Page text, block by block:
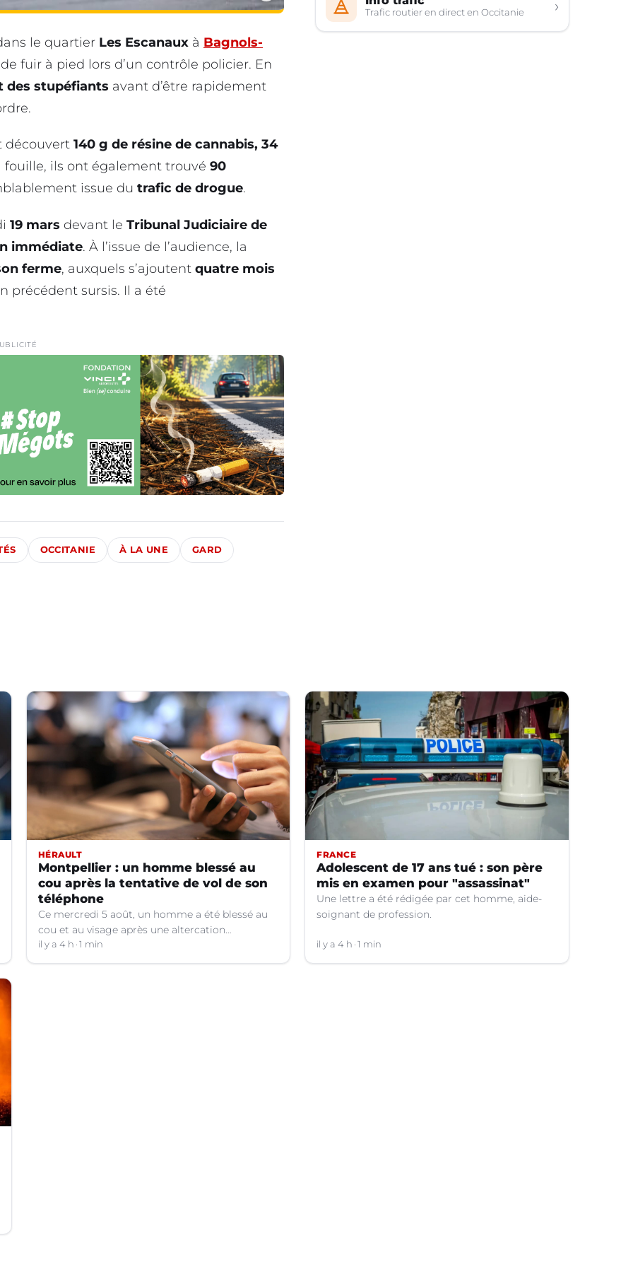
le quartier Les Escanaux à Bagnols-
fuir à pied lors d’un contrôle policier. En
des stupéfiants avant d’être rapidement
découvert 140 g de résine de cannabis, 34
fouille, ils ont également trouvé 90
issue du trafic de drogue.
19 mars devant le Tribunal Judiciaire de
immédiate. À l’issue de l’audience, la
ferme, auxquels s’ajoutent quatre mois
précédent sursis. Il a été
OCCITANIE À LA UNE GARD
Trafic routier en direct en Occitanie ›
HÉRAULT
Montpellier : un homme blessé au
cou après la tentative de vol de son
téléphone
Ce mercredi 5 août, un homme a été blessé au
cou et au visage après une altercation
concernant un téléphone portable à Montpellier
(Hérault).
il y a 4 h 1 min
FRANCE
Adolescent de 17 ans tué : son père
mis en examen pour "assassinat"
Une lettre a été rédigée par cet homme, aide-
soignant de profession.
il y a 4 h 1 min